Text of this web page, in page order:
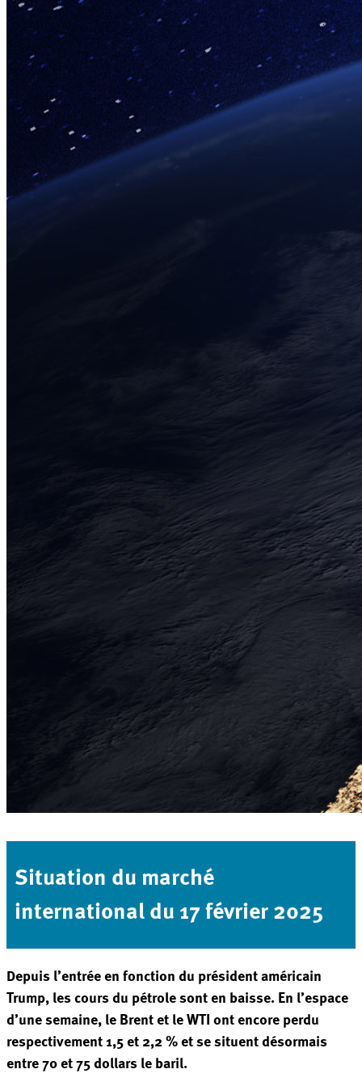
Situation du marché
international du 17 février 2025
Depuis l’entrée en fonction du président américain
Trump, les cours du pétrole sont en baisse. En l’espace
d’une semaine, le Brent et le WTI ont encore perdu
respectivement 1,5 et 2,2 % et se situent désormais
entre 70 et 75 dollars le baril.